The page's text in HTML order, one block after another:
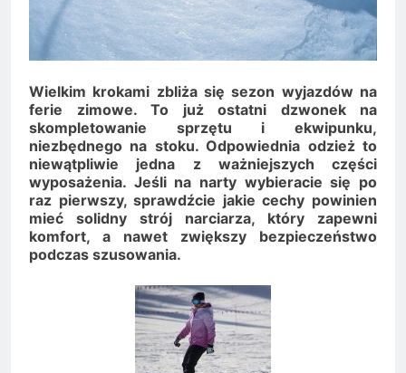
Minolta – kiedy wybrać
kolorowe, a kiedy czarno-
białe?
2 Lata Ago
Na czym polega
2 Lata Ago
Wielkim krokami zbliża się sezon wyjazdów na
ferie zimowe. To już ostatni dzwonek na
skompletowanie sprzętu i ekwipunku,
niezbędnego na stoku. Odpowiednia odzież to
niewątpliwie jedna z ważniejszych części
wyposażenia. Jeśli na narty wybieracie się po
raz pierwszy, sprawdźcie jakie cechy powinien
mieć solidny strój narciarza, który zapewni
komfort, a nawet zwiększy bezpieczeństwo
podczas szusowania.